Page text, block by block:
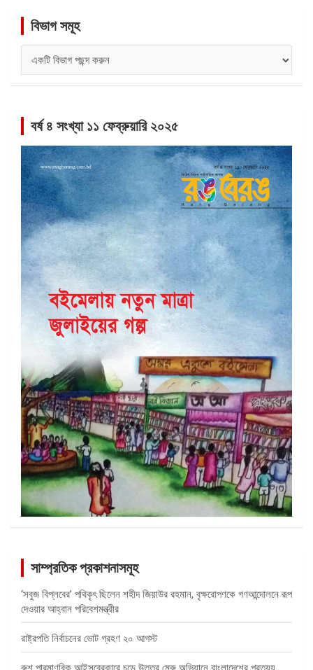
বিভাগ সমূহ
সমূহ
বর্ষ ৪ সংখ্যা ১১ ফেব্রুয়ারি ২০২৫
সাম্প্রতিক প্রকাশনাসমূহ
‘সবুজ বিপ্লবের’ পথিকৃৎ ছিলেন শহীদ জিয়াউর রহমান, বৃক্ষরোপণকে গণআন্দোলনে রূপ
দেওয়ার আহ্বান পরিবেশমন্ত্রীর
রাষ্ট্রপতি নির্বাচনের ভোট গ্রহণ ২০ আগস্ট